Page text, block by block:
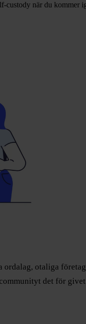
custody när du kommer
otaliga
det för